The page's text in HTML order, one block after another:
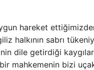
hareket
halkının sabrı
dile getirdiği
mahkemenin bizi